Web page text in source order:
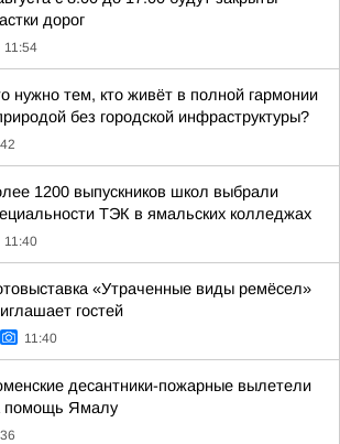
дорог
11:54
нужно тем, кто живёт в полной гармонии
без городской инфраструктуры?
1200 выпускников школ выбрали
ТЭК в ямальских колледжах
11:40
«Утраченные виды ремёсел»
гостей
11:40
десантники-пожарные вылетели
помощь Ямалу